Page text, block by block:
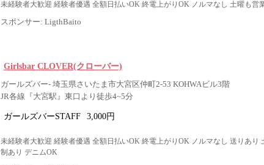
未経験者大歓迎 経験者優遇 全額日払いOK 終電上がりOK ノルマなし 土曜も
スポンサー: LigthBaito
Girlsbar CLOVER(クローバー)
ガールズバー- 埼玉県さいたま市大宮区仲町2-53 KOHWAビル3階
JR各線『大宮駅』東口より徒歩4~5分
ガールズバーSTAFF 3,000円
未経験者大歓迎 経験者優遇 全額日払いOK 終電上がりOK ノルマなし 送りあ
制あり デニムOK